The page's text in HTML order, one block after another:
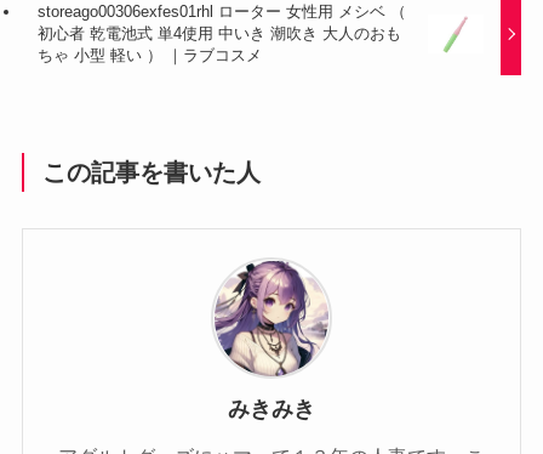
storeago00306exfes01rhl ローター 女性用 メシベ （
初心者 乾電池式 単4使用 中いき 潮吹き 大人のおも
ちゃ 小型 軽い ） ｜ラブコスメ
この記事を書いた人
みきみき